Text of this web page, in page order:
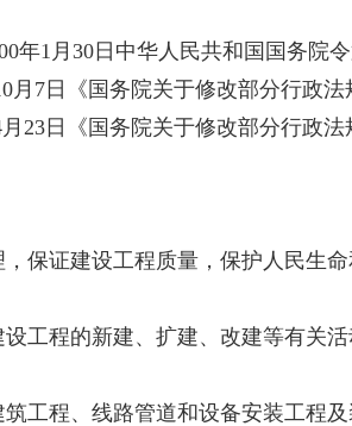
年1月30日中华人民共和国国务院
月7日《国务院关于修改部分行政
月23日《国务院关于修改部分行政
证建设工程质量，保护人民生命
程的新建、扩建、改建等有关活
程、线路管道和设备安装工程及